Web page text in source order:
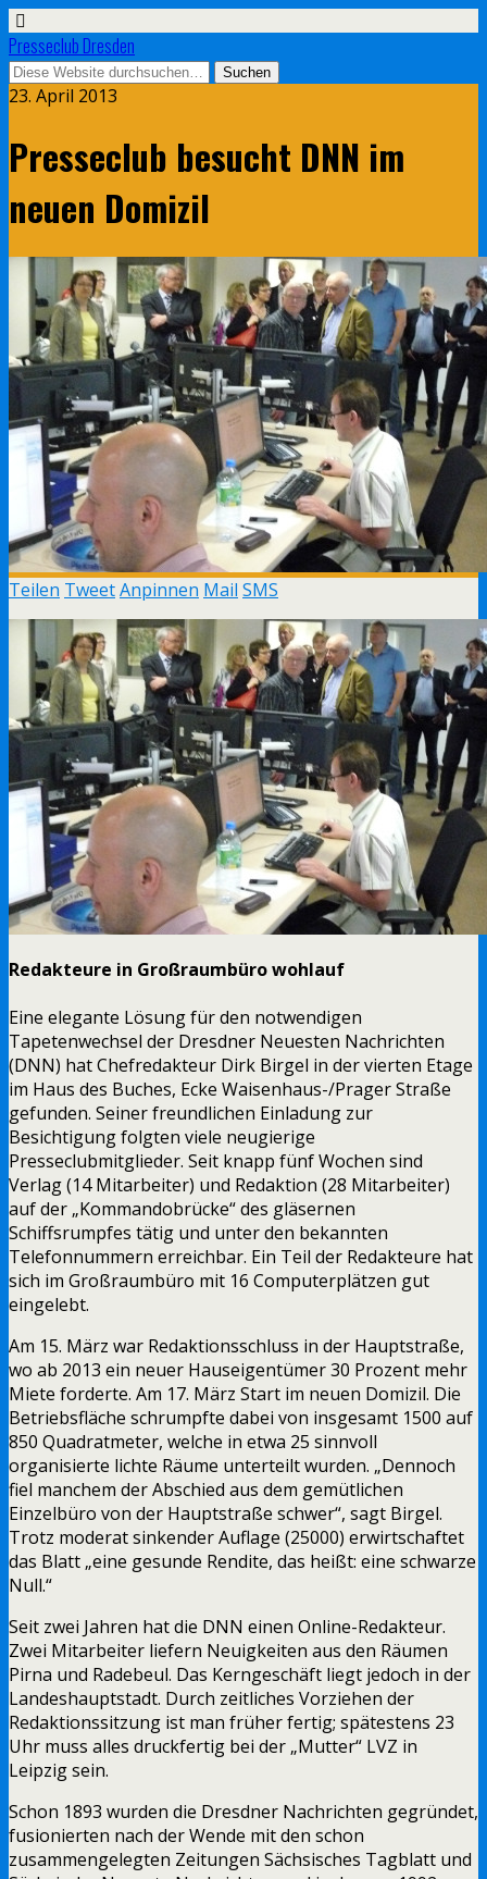
Presseclub Dresden
23. April 2013
Presseclub besucht DNN im
neuen Domizil
Teilen TweetAnpinnen Mail SMS
Redakteure in Großraumbüro wohlauf
Eine elegante Lösung für den notwendigen
Tapetenwechsel der Dresdner Neuesten Nachrichten
(DNN) hat Chefredakteur Dirk Birgel in der vierten Etage
im Haus des Buches, Ecke Waisenhaus-/Prager Straße
gefunden. Seiner freundlichen Einladung zur
Besichtigung folgten viele neugierige
Presseclubmitglieder. Seit knapp fünf Wochen sind
Verlag (14 Mitarbeiter) und Redaktion (28 Mitarbeiter)
auf der „Kommandobrücke“ des gläsernen
Schiffsrumpfes tätig und unter den bekannten
Telefonnummern erreichbar. Ein Teil der Redakteure hat
sich im Großraumbüro mit 16 Computerplätzen gut
eingelebt.
Am 15. März war Redaktionsschluss in der Hauptstraße,
wo ab 2013 ein neuer Hauseigentümer 30 Prozent mehr
Miete forderte. Am 17. März Start im neuen Domizil. Die
Betriebsfläche schrumpfte dabei von insgesamt 1500 auf
850 Quadratmeter, welche in etwa 25 sinnvoll
organisierte lichte Räume unterteilt wurden. „Dennoch
fiel manchem der Abschied aus dem gemütlichen
Einzelbüro von der Hauptstraße schwer“, sagt Birgel.
Trotz moderat sinkender Auflage (25000) erwirtschaftet
das Blatt „eine gesunde Rendite, das heißt: eine schwarze
Null.“
Seit zwei Jahren hat die DNN einen Online-Redakteur.
Zwei Mitarbeiter liefern Neuigkeiten aus den Räumen
Pirna und Radebeul. Das Kerngeschäft liegt jedoch in der
Landeshauptstadt. Durch zeitliches Vorziehen der
Redaktionssitzung ist man früher fertig; spätestens 23
Uhr muss alles druckfertig bei der „Mutter“ LVZ in
Leipzig sein.
Schon 1893 wurden die Dresdner Nachrichten gegründet,
fusionierten nach der Wende mit den schon
zusammengelegten Zeitungen Sächsisches Tagblatt und